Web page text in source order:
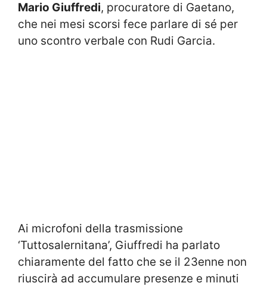
Mario Giuffredi, procuratore di Gaetano,
che nei mesi scorsi fece parlare di sé per
uno scontro verbale con Rudi Garcia.
Ai microfoni della trasmissione
‘Tuttosalernitana’, Giuffredi ha parlato
chiaramente del fatto che se il 23enne non
riuscirà ad accumulare presenze e minuti